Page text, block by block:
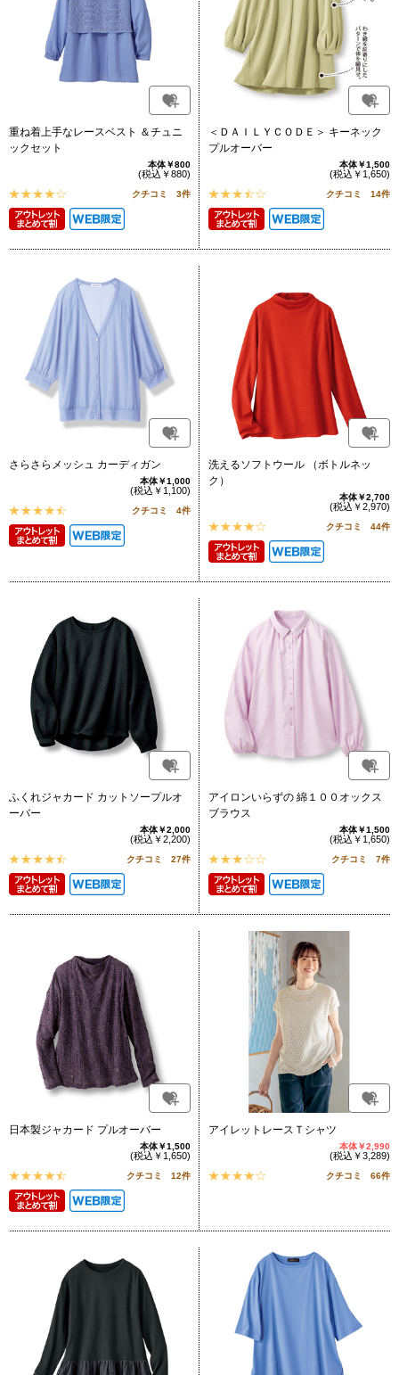
重ね着上手なレースベスト ＆チュニ
ックセット
本体￥800
(税込￥880)
クチコミ 3件
＜ＤＡＩＬＹＣＯＤＥ＞ キーネック
プルオーバー
本体￥1,500
(税込￥1,650)
クチコミ 14件
さらさらメッシュ カーディガン
本体￥1,000
(税込￥1,100)
クチコミ 4件
洗えるソフトウール （ボトルネッ
ク）
本体￥2,700
(税込￥2,970)
クチコミ 44件
ふくれジャカード カットソープルオ
ーバー
本体￥2,000
(税込￥2,200)
クチコミ 27件
アイロンいらずの 綿１００オックス
ブラウス
本体￥1,500
(税込￥1,650)
クチコミ 7件
日本製ジャカード プルオーバー
本体￥1,500
(税込￥1,650)
クチコミ 12件
アイレットレースＴシャツ
本体￥2,990
(税込￥3,289)
クチコミ 66件